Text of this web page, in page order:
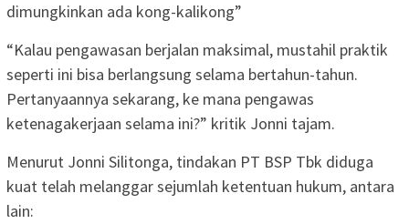
dimungkinkan ada kong-kalikong”
“Kalau pengawasan berjalan maksimal, mustahil praktik
seperti ini bisa berlangsung selama bertahun-tahun.
Pertanyaannya sekarang, ke mana pengawas
ketenagakerjaan selama ini?” kritik Jonni tajam.
Menurut Jonni Silitonga, tindakan PT BSP Tbk diduga
kuat telah melanggar sejumlah ketentuan hukum, antara
lain: